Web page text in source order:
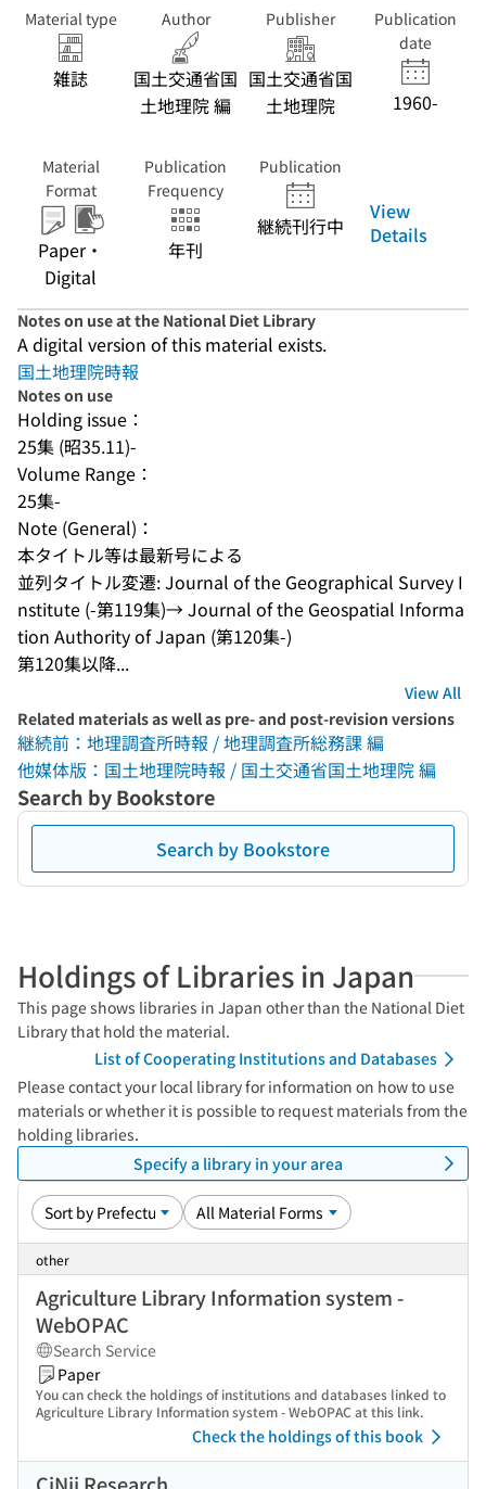
Material type
雑誌
Author
国土交通省国
土地理院 編
Publisher
国土交通省国
土地理院
Publication
date
1960-
Material
Format
Paper・
Digital
Publication
Frequency
年刊
Publication
継続刊行中
View
Details
Notes on use at the National Diet Library
A digital version of this material exists.
国土地理院時報
Notes on use
Holding issue：
25集 (昭35.11)-
Volume Range：
25集-
Note (General)：
本タイトル等は最新号による
並列タイトル変遷: Journal of the Geographical Survey I
nstitute (-第119集)→ Journal of the Geospatial Informa
tion Authority of Japan (第120集-)
第120集以降...
View All
Related materials as well as pre- and post-revision versions
継続前：地理調査所時報 / 地理調査所総務課 編
他媒体版：国土地理院時報 / 国土交通省国土地理院 編
Search by Bookstore
Search by Bookstore
Holdings of Libraries in Japan
This page shows libraries in Japan other than the National Diet
Library that hold the material.
List of Cooperating Institutions and Databases
Please contact your local library for information on how to use
materials or whether it is possible to request materials from the
holding libraries.
Specify a library in your area
other
Agriculture Library Information system -
WebOPAC
Search Service
Paper
You can check the holdings of institutions and databases linked to
Agriculture Library Information system - WebOPAC at this link.
Check the holdings of this book